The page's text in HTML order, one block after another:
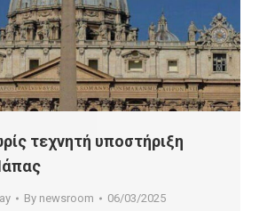
τεχνητή υποστήριξη
By newsroom 06/03/2025